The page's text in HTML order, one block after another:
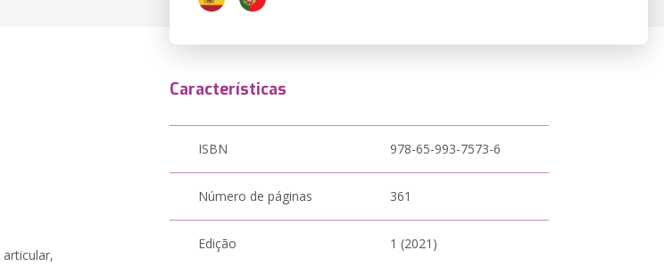
Características
ISBN 978-65-993-7573-6
Número de páginas 361
Edição 1 (2021)